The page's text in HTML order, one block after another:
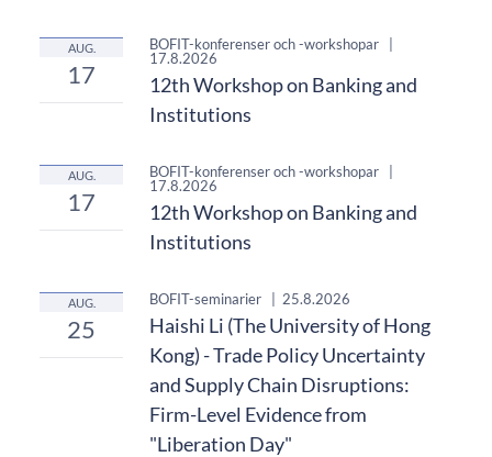
AUG.
17
BOFIT-konferenser och -workshopar
|
17.8.2026
12th Workshop on Banking and
Institutions
AUG.
17
BOFIT-konferenser och -workshopar
|
17.8.2026
12th Workshop on Banking and
Institutions
AUG.
25
BOFIT-seminarier | 25.8.2026
Haishi Li (The University of Hong
Kong) - Trade Policy Uncertainty
and Supply Chain Disruptions:
Firm-Level Evidence from
"Liberation Day"